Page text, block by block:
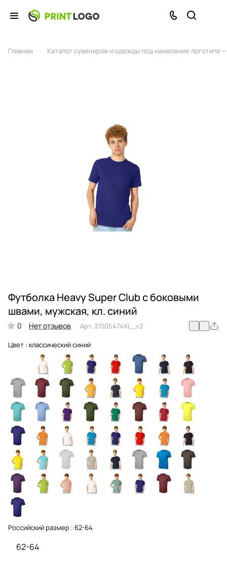
Главная Каталог сувениров и одежды под нанесение логотипа
Футболка Heavy Super Club с боковыми
швами, мужская, кл. синий
0 Нет отзывов Арт. 31005474XL_v2
Цвет : классический синий
Российский размер : 62-64
62-64